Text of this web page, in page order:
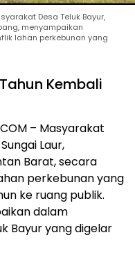
Desa Teluk Bayur,
menyampaikan
lahan perkebunan yang
Kembali
– Masyarakat
Laur,
Barat, secara
perkebunan yang
ke ruang publik.
dalam
Bayur yang digelar